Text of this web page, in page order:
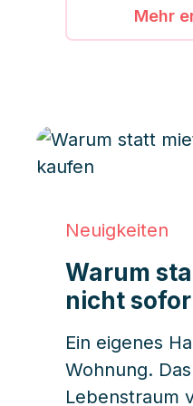
uns also im
Worauf
Mehr
Neuigkeiten
Warum
nicht
Ein eigenes
Wohnung.
Lebenstraum